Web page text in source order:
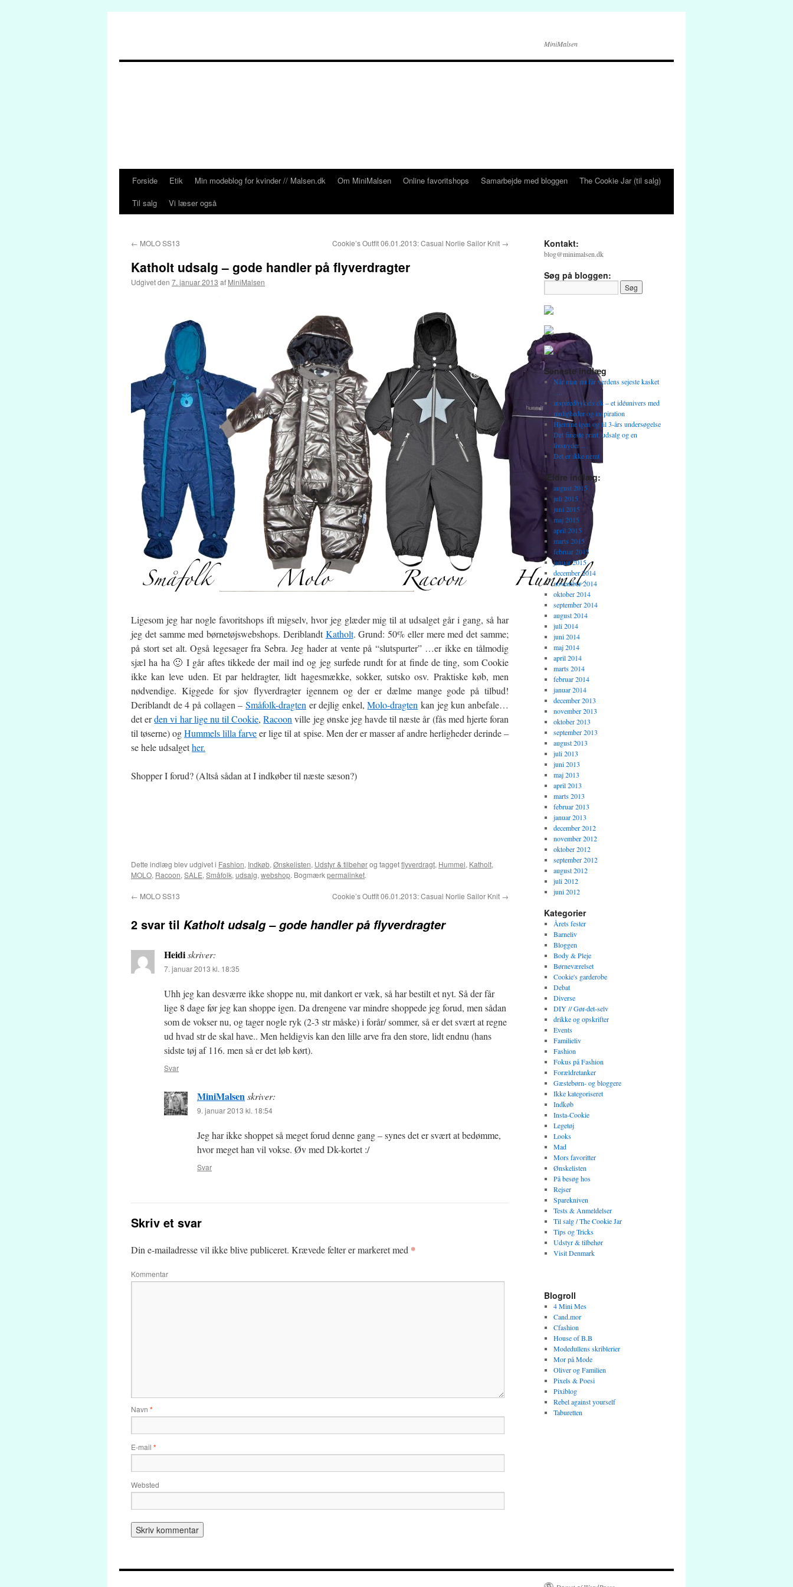
MiniMalsen
HopForside Etik Min modeblog for kvinder // Malsen.dk Om MiniMalsen Online favoritshops Samarbejde med bloggen
The Cookie Jar (til salg)
Til salg
Vi læser også
← MOLO SS13 Cookie’s Outfit 06.01.2013: Casual Norlie Sailor Knit →
Katholt udsalg – gode handler på flyverdragter
Udgivet den 7. januar 2013 af MiniMalsen
Ligesom jeg har nogle favoritshops ift migselv, hvor jeg glæder mig til at udsalget går i gang, så har
jeg det samme med børnetøjswebshops. DeriblandtKatholt. Grund: 50% eller mere med det samme;
på stort set alt. Også legesager fra Sebra. Jeg hader at vente på “slutspurter” …er ikke en tålmodig
sjæl ha ha 🙂 I går aftes tikkede der mail ind og jeg surfede rundt for at finde de ting, som Cookie
ikke kan leve uden. Et par heldragter, lidt hagesmække, sokker, sutsko osv. Praktiske køb, men
nødvendige. Kiggede for sjov flyverdragter igennem og der er dælme mange gode på tilbud!
Deriblandt de 4 på collagen – Småfolk-dragten er dejlig enkel,Molo-dragten kan jeg kun anbefale…
det erden vi har lige nu til Cookie,Racoon ville jeg ønske jeg havde til næste år (fås med hjerte foran
til tøserne) ogHummels lilla farveer lige til at spise. Men der er masser af andre herligheder derinde –
se hele udsalgether.
Shopper I forud? (Altså sådan at I indkøber til næste sæson?)
Dette indlæg blev udgivet i Fashion, Indkøb, Ønskelisten, Udstyr & tilbehørog taggetflyverdragt, Hummel, Katholt,
MOLO, Racoon, SALE, Småfolk, udsalg, webshop. Bogmærkpermalinket.
← MOLO SS13 Cookie’s Outfit 06.01.2013: Casual Norlie Sailor Knit →
2 svar til Katholt udsalg – gode handler på flyverdragter
Heidiskriver:
7. januar 2013 kl. 18:35
Uhh jeg kan desværre ikke shoppe nu, mit dankort er væk, så har bestilt et nyt. Så der får
lige 8 dage før jeg kan shoppe igen. Da drengene var mindre shoppede jeg forud, men sådan
som de vokser nu, og tager nogle ryk (2-3 str måske) i forår/ sommer, så er det svært at regne
ud hvad str de skal have.. Men heldigvis kan den lille arve fra den store, lidt endnu (hans
sidste tøj af 116. men så er det løb kørt).
Svar
MiniMalsenskriver:
9. januar 2013 kl. 18:54
Jeg har ikke shoppet så meget forud denne gang – synes det er svært at bedømme,
hvor meget han vil vokse. Øv med Dk-kortet :/
Svar
Skriv et svar
Din e-mailadresse vil ikke blive publiceret. Krævede felter er markeret med *
Kommentar
Navn *
E-mail *
Websted
Kontakt:
blog@minimalsen.dk
Søg på bloggen:
Seneste indlæg
Når man nu får verdens sejeste kasket
….
inspiredbykids.dk – et idéunivers med
muligheder og inspiration
Hjemme igen og til 3-års undersøgelse
Det fineste print, udsalg og en
livsnyder …
Det er ikke nemt
Ældre indlæg:
august 2015
juli 2015
juni 2015
maj 2015
april 2015
marts 2015
februar 2015
januar 2015
december 2014
november 2014
oktober 2014
september 2014
august 2014
juli 2014
juni 2014
maj 2014
april 2014
marts 2014
februar 2014
januar 2014
december 2013
november 2013
oktober 2013
september 2013
august 2013
juli 2013
juni 2013
maj 2013
april 2013
marts 2013
februar 2013
januar 2013
december 2012
november 2012
oktober 2012
september 2012
august 2012
juli 2012
juni 2012
Kategorier
Årets fester
Barneliv
Bloggen
Body & Pleje
Børneværelset
Cookie's garderobe
Debat
Diverse
DIY // Gør-det-selv
drikke og opskrifter
Events
Familieliv
Fashion
Fokus på Fashion
Forældretanker
Gæstebørn- og bloggere
Ikke kategoriseret
Indkøb
Insta-Cookie
Legetøj
Looks
Mad
Mors favoritter
Ønskelisten
På besøg hos
Rejser
Sparekniven
Tests & Anmeldelser
Til salg / The Cookie Jar
Tips og Tricks
Udstyr & tilbehør
Visit Denmark
Blogroll
4 Mini Mes
Cand.mor
Cfashion
House of B.B
Modedullens skriblerier
Mor på Mode
Oliver og Familien
Pixels & Poesi
Pixiblog
Rebel against yourself
Taburetten